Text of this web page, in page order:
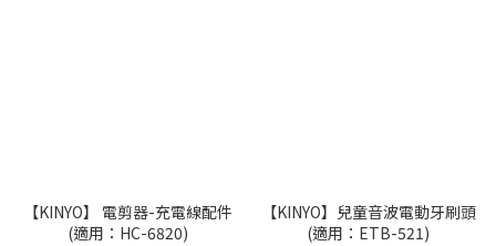
【KINYO】 電剪器-充電線配件
(適用：HC-6820)
【KINYO】兒童音波電動牙刷頭
(適用：ETB-521)